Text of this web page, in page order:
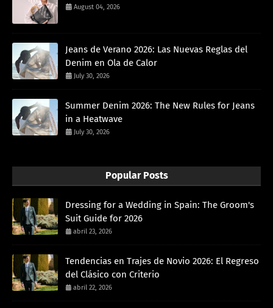
August 04, 2026
Jeans de Verano 2026: Las Nuevas Reglas del
Denim en Ola de Calor
July 30, 2026
Summer Denim 2026: The New Rules for Jeans
in a Heatwave
July 30, 2026
Popular Posts
Dressing for a Wedding in Spain: The Groom's
Suit Guide for 2026
abril 23, 2026
Tendencias en Trajes de Novio 2026: El Regreso
del Clásico con Criterio
abril 22, 2026